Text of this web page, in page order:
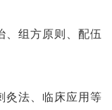
、组方原则、配伍
灸法、临床应用等